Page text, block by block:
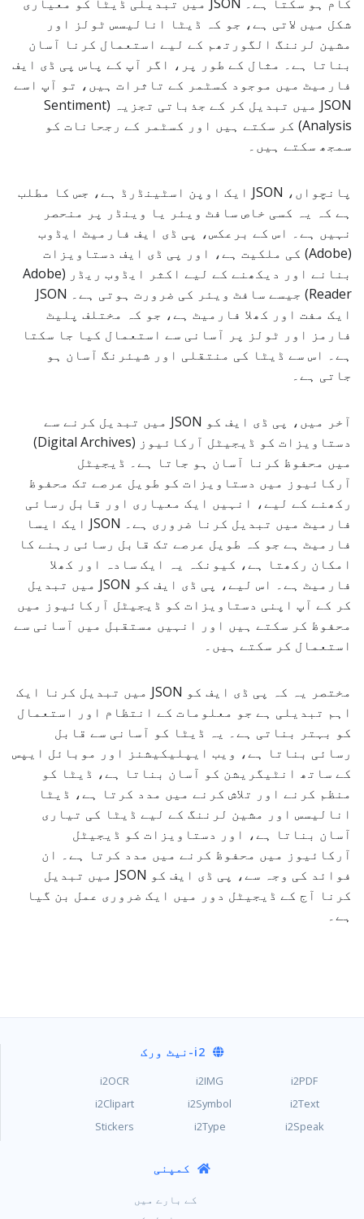
شکل میں لاتی ہے، جو کہ ڈیٹا انالیسس ٹولز اور
مشین لرننگ الگورتھم کے لیے استعمال کرنا آسان
بناتا ہے۔ مثال کے طور پر، اگر آپ کے پاس پی ڈی ایف
فارمیٹ میں موجود کسٹمر کے تاثرات ہیں، تو آپ اسے
JSON میں تبدیل کر کے جذباتی تجزیہ (Sentiment
Analysis) کر سکتے ہیں اور کسٹمر کے رجحانات کو
سمجھ سکتے ہیں۔
پانچواں، JSON ایک اوپن اسٹینڈرڈ ہے، جس کا مطلب
ہے کہ یہ کسی خاص سافٹ ویئر یا وینڈر پر منحصر
نہیں ہے۔ اس کے برعکس، پی ڈی ایف فارمیٹ ایڈوب
(Adobe) کی ملکیت ہے، اور پی ڈی ایف دستاویزات
بنانے اور دیکھنے کے لیے اکثر ایڈوب ریڈر (Adobe
Reader) جیسے سافٹ ویئر کی ضرورت ہوتی ہے۔ JSON
ایک مفت اور کھلا فارمیٹ ہے، جو کہ مختلف پلیٹ
فارمز اور ٹولز پر آسانی سے استعمال کیا جا سکتا
ہے۔ اس سے ڈیٹا کی منتقلی اور شیئرنگ آسان ہو
جاتی ہے۔
آخر میں، پی ڈی ایف کو JSON میں تبدیل کرنے سے
دستاویزات کو ڈیجیٹل آرکائیوز (Digital Archives)
میں محفوظ کرنا آسان ہو جاتا ہے۔ ڈیجیٹل
آرکائیوز میں دستاویزات کو طویل عرصے تک محفوظ
رکھنے کے لیے، انہیں ایک معیاری اور قابل رسائی
فارمیٹ میں تبدیل کرنا ضروری ہے۔ JSON ایک ایسا
فارمیٹ ہے جو کہ طویل عرصے تک قابل رسائی رہنے کا
امکان رکھتا ہے، کیونکہ یہ ایک سادہ اور کھلا
فارمیٹ ہے۔ اس لیے، پی ڈی ایف کو JSON میں تبدیل
کر کے آپ اپنی دستاویزات کو ڈیجیٹل آرکائیوز میں
محفوظ کر سکتے ہیں اور انہیں مستقبل میں آسانی سے
استعمال کر سکتے ہیں۔
مختصر یہ کہ پی ڈی ایف کو JSON میں تبدیل کرنا ایک
اہم تبدیلی ہے جو معلومات کے انتظام اور استعمال
کو بہتر بناتی ہے۔ یہ ڈیٹا کو آسانی سے قابل
رسائی بناتا ہے، ویب ایپلیکیشنز اور موبائل ایپس
کے ساتھ انٹیگریشن کو آسان بناتا ہے، ڈیٹا کو
منظم کرنے اور تلاش کرنے میں مدد کرتا ہے، ڈیٹا
انالیسس اور مشین لرننگ کے لیے ڈیٹا کی تیاری
آسان بناتا ہے، اور دستاویزات کو ڈیجیٹل
آرکائیوز میں محفوظ کرنے میں مدد کرتا ہے۔ ان
فوائد کی وجہ سے، پی ڈی ایف کو JSON میں تبدیل
کرنا آج کے ڈیجیٹل دور میں ایک ضروری عمل بن گیا
ہے۔
i2-نیٹ ورک
i2PDF
i2IMG
i2OCR
i2Text
i2Symbol
i2Clipart
i2Speak
i2Type
Stickers
کمپنی
کے بارے میں